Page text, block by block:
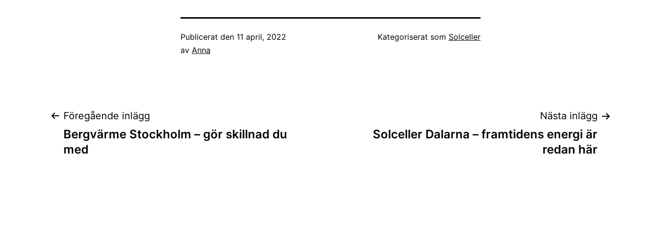
Publicerat den 11 april, 2022
av Anna
Kategoriserat som Solceller
Inläggsnavigering
Föregående inlägg
Bergvärme Stockholm – gör skillnad du
med
Nästa inlägg
Solceller Dalarna – framtidens energi är
redan här